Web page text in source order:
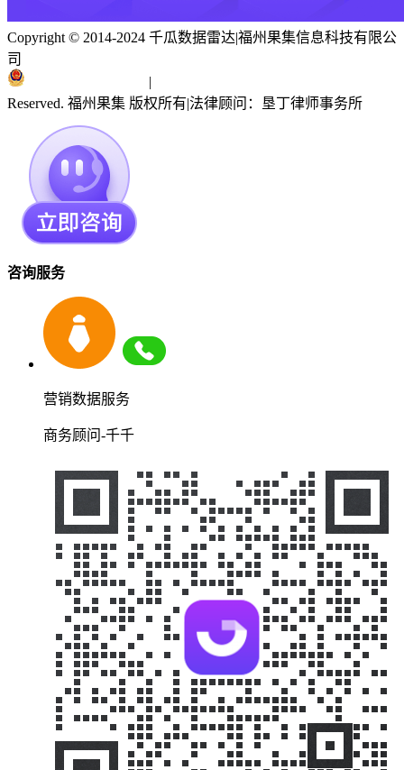
Copyright © 2014-2024 千瓜数据雷达|福州果集信息科技有限公
司
|
Reserved. 福州果集 版权所有|法律顾问：垦丁律师事务所
咨询服务
营销数据服务
商务顾问-千千